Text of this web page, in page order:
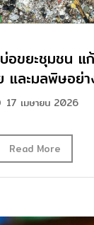
อขยะชุมชน
และมลพิษอย่
17 เมษายน 2026
Read More